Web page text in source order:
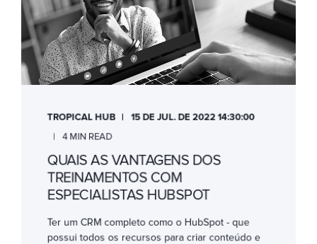
TROPICAL HUB 15 DE JUL. DE 2022 14:30:00
4 MIN READ
QUAIS AS VANTAGENS DOS
TREINAMENTOS COM
ESPECIALISTAS HUBSPOT
Ter um CRM completo como o HubSpot - que
possui todos os recursos para criar conteúdo e